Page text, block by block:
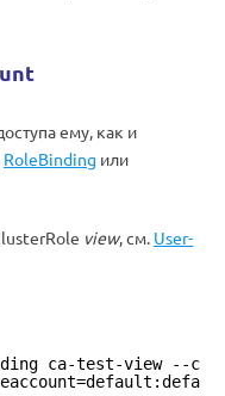
ему, как и
RoleBinding или
view, см. User-
ca-test-view --c